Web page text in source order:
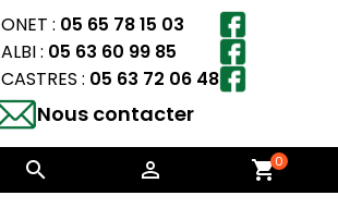
ONET : 05 65 78 15 03
ALBI : 05 63 60 99 85
CASTRES : 05 63 72 06 48
Nous contacter
  shopping_cart0